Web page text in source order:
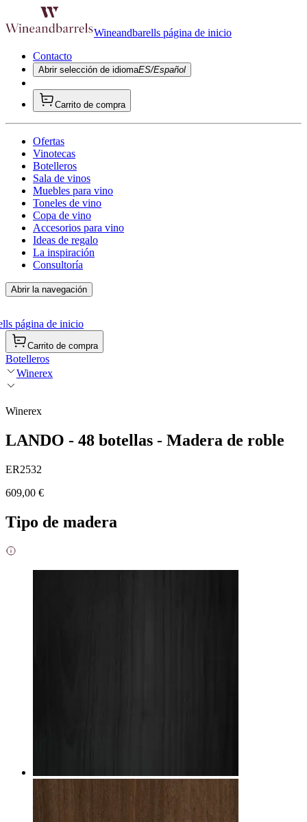
Wineandbarells página de inicio
Contacto
Abrir selección de idiomaES/Español
Carrito de compra
Ofertas
Vinotecas
Botelleros
Sala de vinos
Muebles para vino
Toneles de vino
Copa de vino
Accesorios para vino
Ideas de regalo
La inspiración
Consultoría
Abrir la navegación
página de inicio
Carrito de compra
Botelleros
Winerex
Winerex
LANDO - 48 botellas - Madera de roble
ER2532
609,00 €
Tipo de madera